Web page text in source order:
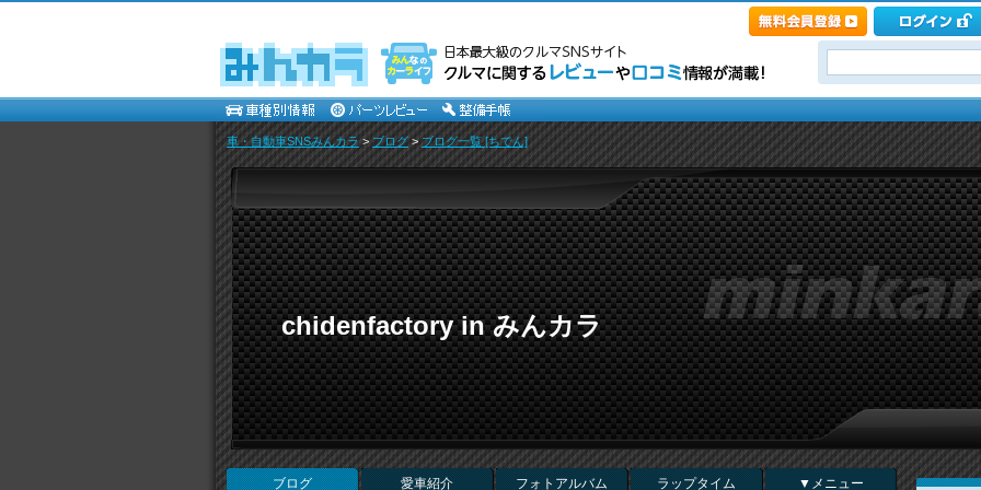
車・自動車SNSみんカラ>ブログ>ブログ一覧 [ちでん]
chidenfactory in みんカラ
ブログ 愛車紹介 フォトアルバム ラップタイム ▼メニュー